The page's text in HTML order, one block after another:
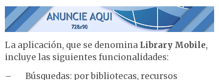
La aplicación, que se denomina Library Mobile,
incluye las siguientes funcionalidades:
– Búsquedas: por bibliotecas, recursos